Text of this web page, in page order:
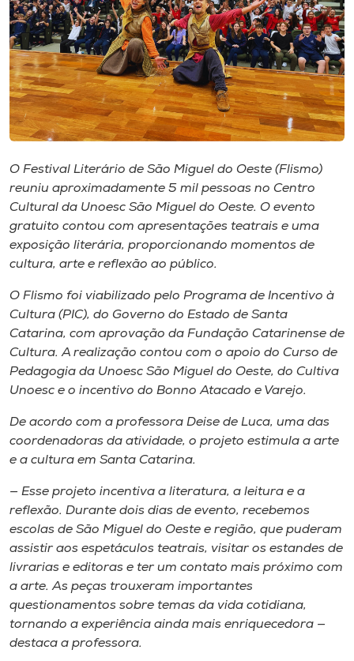
Diplomados
Cultura
CPA
Biblioteca
Editora
Rádio
Museu
Unoesc
Store
Selecione
o idioma
O Festival Literário de São Miguel do Oeste (Flismo)
reuniu aproximadamente 5 mil pessoas no Centro
Cultural da Unoesc São Miguel do Oeste. O evento
gratuito contou com apresentações teatrais e uma
exposição literária, proporcionando momentos de
cultura, arte e reflexão ao público.
O Flismo foi viabilizado pelo Programa de Incentivo à
Cultura (PIC), do Governo do Estado de Santa
Catarina, com aprovação da Fundação Catarinense de
Cultura. A realização contou com o apoio do Curso de
Pedagogia da Unoesc São Miguel do Oeste, do Cultiva
Unoesc e o incentivo do Bonno Atacado e Varejo.
De acordo com a professora Deise de Luca, uma das
coordenadoras da atividade, o projeto estimula a arte
e a cultura em Santa Catarina.
— Esse projeto incentiva a literatura, a leitura e a
reflexão. Durante dois dias de evento, recebemos
escolas de São Miguel do Oeste e região, que puderam
assistir aos espetáculos teatrais, visitar os estandes de
livrarias e editoras e ter um contato mais próximo com
a arte. As peças trouxeram importantes
questionamentos sobre temas da vida cotidiana,
tornando a experiência ainda mais enriquecedora —
destaca a professora.